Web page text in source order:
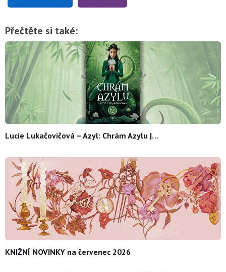
Přečtěte si také:
Lucie Lukačovičová – Azyl: Chrám Azylu |…
KNIŽNÍ NOVINKY na červenec 2026